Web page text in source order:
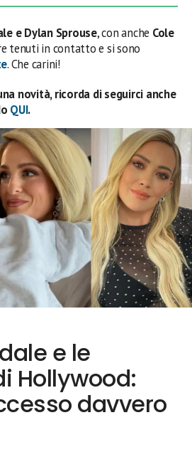
e Dylan Sprouse, con anche Cole
tenuti in contatto e si sono
. Che carini!
novità, ricorda di seguirci anche
QUI.
e le
Hollywood:
davvero